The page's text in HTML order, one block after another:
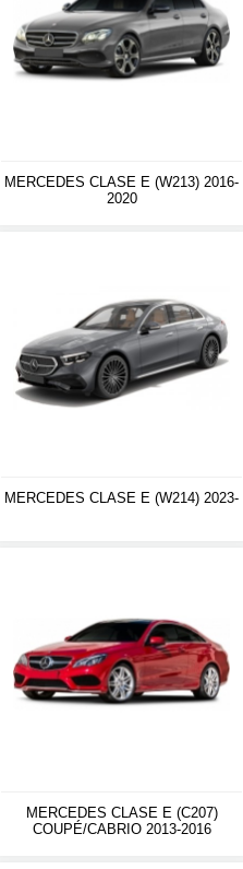
MERCEDES CLASE E (W213) 2016-
2020
MERCEDES CLASE E (W214) 2023-
MERCEDES CLASE E (C207)
COUPÉ/CABRIO 2013-2016